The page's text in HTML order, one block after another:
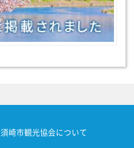
須崎市観光協会について